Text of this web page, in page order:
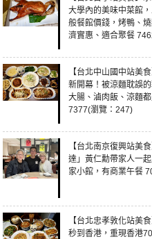
大學內的美味中菜館
般餐館價錢，烤鴨、
濟實惠、適合聚餐
【台北中山國中站美
新開幕！被涼麵耽誤
大腸、滷肉飯、涼麵
7377(瀏覽：247)
【台北南京復興站美
達」黃仁勳帶家人一
家小館，有商業午餐
【台北忠孝敦化站美
秒到香港，重現香港